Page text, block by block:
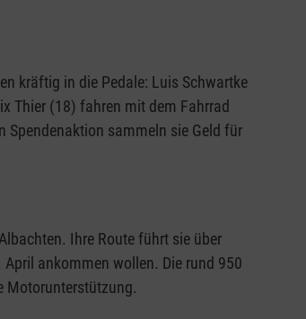
kräftig in die Pedale: Luis Schwartke
Thier (18) fahren mit dem Fahrrad
Spendenaktion sammeln sie Geld für
Ihre Route führt sie über
ankommen wollen. Die rund 950
Motorunterstützung.